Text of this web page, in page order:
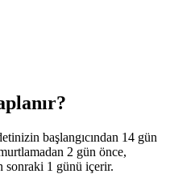
başlangıcından 14 gün
2 gün önce,
sonraki 1 günü içerir.